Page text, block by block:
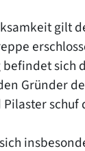
gilt
sich
Gründer